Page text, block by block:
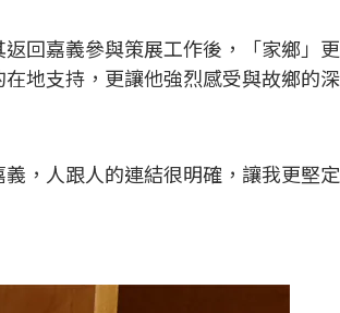
回嘉義參與策展工作後，「家鄉」
地支持，更讓他強烈感受與故鄉的
，人跟人的連結很明確，讓我更堅